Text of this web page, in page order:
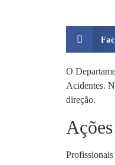
O
Acidentes.
direção.
Profissionais